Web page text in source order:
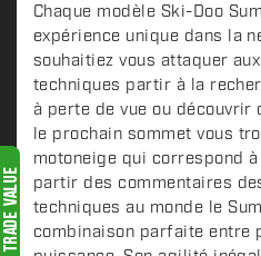
c
r
i
p
t
i
o
n
Chaque modèle Ski-Doo
expérience unique dans la
souhaitiez vous attaquer
techniques partir à la
à perte de vue ou
le prochain sommet vous
motoneige qui correspond
partir des commentaires
techniques au monde le
combinaison parfaite entre